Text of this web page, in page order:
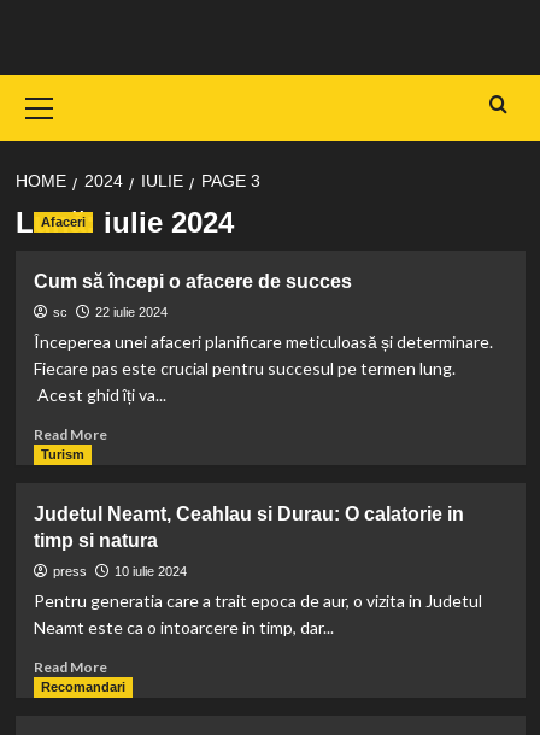
content
Menu
HOME 2024 IULIE PAGE 3
Lună: iulie 2024
Afaceri
Cum să începi o afacere de succes
sc 22 iulie 2024
Începerea unei afaceri planificare meticuloasă și determinare.
Fiecare pas este crucial pentru succesul pe termen lung.
Acest ghid îți va...
Read MoreRead
să
începi
o
afacere
succes
Turism
Judetul Neamt, Ceahlau si Durau: O calatorie in
timp si natura
press 10 iulie 2024
Pentru generatia care a trait epoca de aur, o vizita in Judetul
Neamt este ca o intoarcere in timp, dar...
Read MoreRead
more
Recomandari